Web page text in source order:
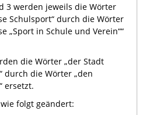
3 werden jeweils die Wörter
Schulsport“ durch die Wörter
„Sport in Schule und Verein““
die Wörter „der Stadt
durch die Wörter „den
ersetzt.
folgt geändert: